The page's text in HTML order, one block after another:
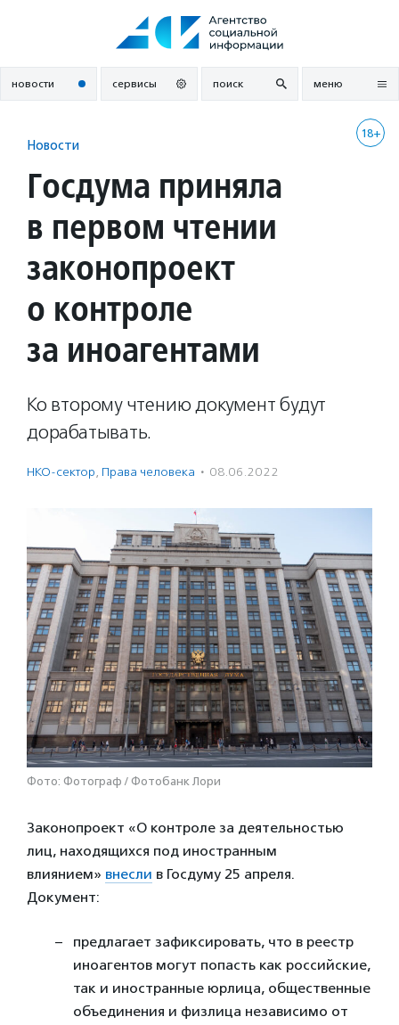
новости сервисы поиск меню
18+
Новости
Госдума приняла
в первом чтении
законопроект
о контроле
за иноагентами
Ко второму чтению документ будут
дорабатывать.
НКО-сектор, Права человека · 08.06.2022
Фото: Фотограф / Фотобанк Лори
Законопроект «О контроле за деятельностью
лиц, находящихся под иностранным
влиянием» внесли в Госдуму 25 апреля.
Документ:
предлагает зафиксировать, что в реестр
иноагентов могут попасть как российские,
так и иностранные юрлица, общественные
объединения и физлица независимо от